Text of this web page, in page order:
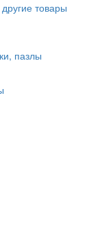
товары
пазлы